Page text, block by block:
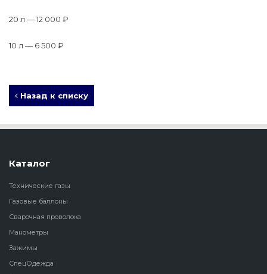
20 л — 12 000 ₽
10 л — 6 500 ₽
Назад к списку
Каталог
Технические газы
Газовые баллоны
Сварочная проволока
Манометры
Зажимы
СпецОдежда